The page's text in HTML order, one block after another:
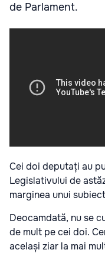
de Parlament.
Cei doi deputați au
Legislativului de
marginea unui
Deocamdată, nu se
de mult pe cei doi.
același ziar la mai